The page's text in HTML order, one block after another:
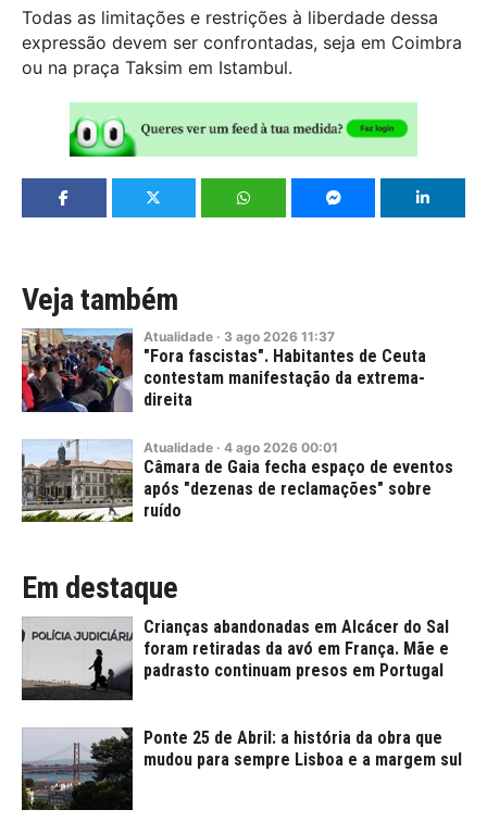
Todas as limitações e restrições à liberdade dessa
expressão devem ser confrontadas, seja em Coimbra
ou na praça Taksim em Istambul.
Veja também
Atualidade · 3 ago 2026 11:37
"Fora fascistas". Habitantes de Ceuta
contestam manifestação da extrema-
direita
Atualidade · 4 ago 2026 00:01
Câmara de Gaia fecha espaço de eventos
após "dezenas de reclamações" sobre
ruído
Em destaque
Crianças abandonadas em Alcácer do Sal
foram retiradas da avó em França. Mãe e
padrasto continuam presos em Portugal
Ponte 25 de Abril: a história da obra que
mudou para sempre Lisboa e a margem sul